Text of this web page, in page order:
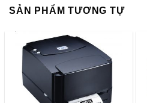
SẢN PHẨM TƯƠNG TỰ